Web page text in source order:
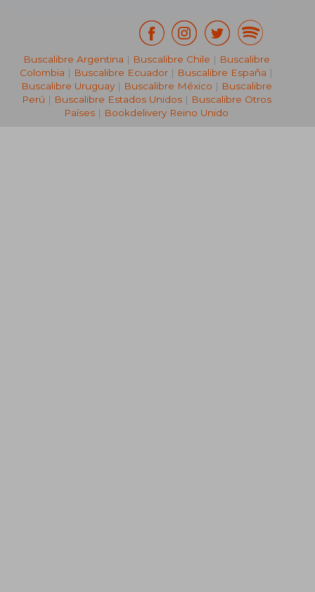
Buscalibre Argentina | Buscalibre Chile | Buscalibre
Colombia | Buscalibre Ecuador | Buscalibre España |
Buscalibre Uruguay| Buscalibre México | Buscalibre
Perú | Buscalibre Estados Unidos| Buscalibre Otros
Países | Bookdelivery Reino Unido